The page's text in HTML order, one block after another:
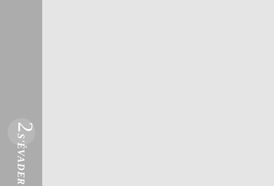
2
S'ÉVADER